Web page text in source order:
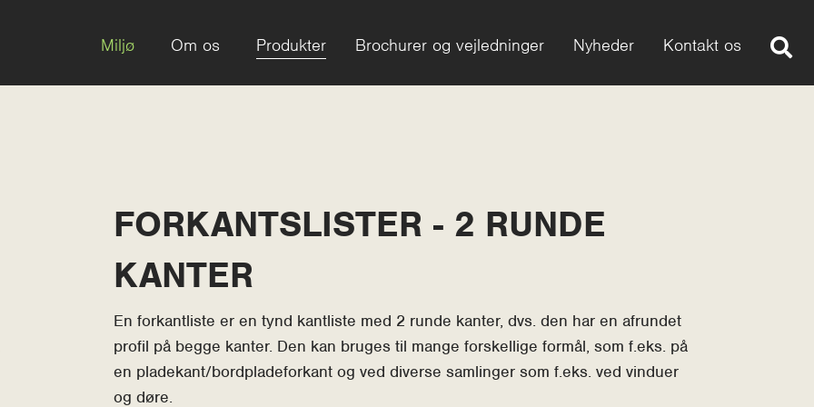
Miljø Om os Produkter Brochurer og vejledninger Nyheder Kontakt os
FORKANTSLISTER - 2 RUNDE
KANTER
En forkantliste er en tynd kantliste med 2 runde kanter, dvs. den har en afrundet
profil på begge kanter. Den kan bruges til mange forskellige formål, som f.eks. på
en pladekant/bordpladeforkant og ved diverse samlinger som f.eks. ved vinduer
og døre.